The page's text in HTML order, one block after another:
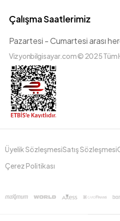
Çalışma Saatlerimiz
Pazartesi - Cumartesi arası
Vizyonbilgisayar.com © 2025 Tüm
Üyelik SözleşmesiSatış Sözleşmesi
Çerez Politikası